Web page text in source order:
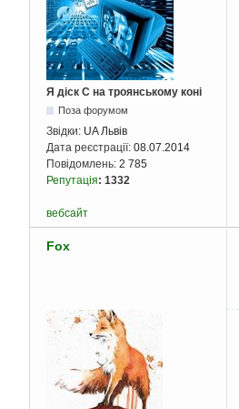
Я діск С на троянському коні
Поза форумом
Звідки: UA Львів
Дата реєстрації: 08.07.2014
Повідомлень: 2 785
Репутація: 1332
вебсайт
Fox